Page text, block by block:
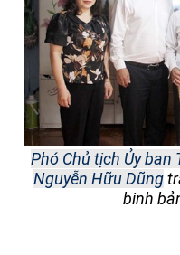
Phó Chủ tịch Ủy
Nguyễn Hữu Dũng
binh